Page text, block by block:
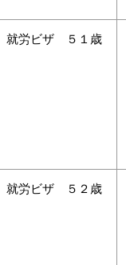
就労ビザ ５１歳
就労ビザ ５２歳